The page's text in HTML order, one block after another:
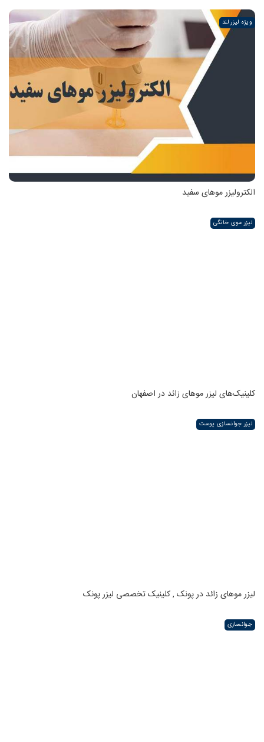
ویژه لیزر لند
الکترولیزر موهای سفید
لیزر موی خانگی
کلینیک‌های لیزر موهای زائد در اصفهان
لیزر جوانسازی پوست
لیزر موهای زائد در پونک , کلینیک تخصصی لیزر پونک
جوانسازی